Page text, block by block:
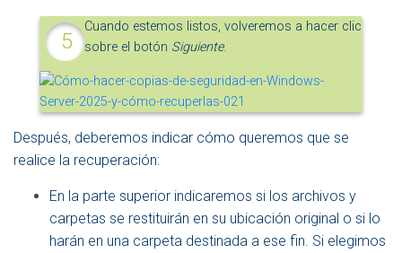
Cuando estemos listos, volveremos a hacer clic
sobre el botón Siguiente.
Después, deberemos indicar cómo queremos que se
realice la recuperación:
En la parte superior indicaremos si los archivos y
carpetas se restituirán en su ubicación original o si lo
harán en una carpeta destinada a ese fin. Si elegimos